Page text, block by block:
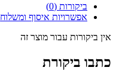
ביקורות (0)
אפשרויות איסוף ומשלוח
אין ביקורות עבור מוצר זה
כתבו ביקורת